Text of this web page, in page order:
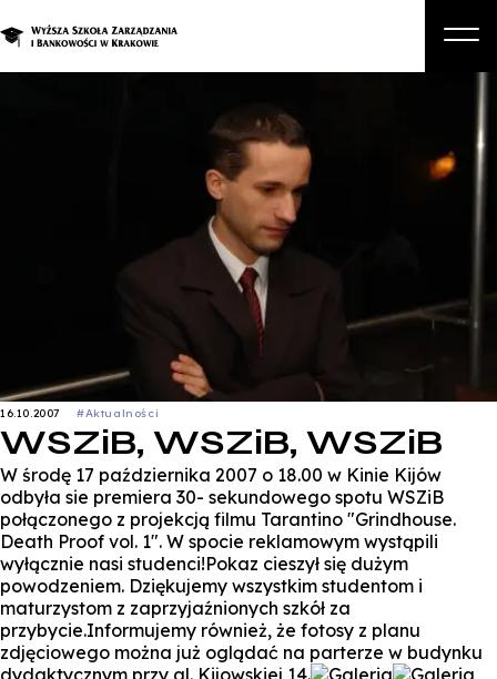
Studia
Studia podyplomowe i kursy
Biznes
Zapisz się na studia
16.10.2007 #Aktualności
WSZiB, WSZiB, WSZiB
W środę 17 października 2007 o 18.00 w Kinie Kijów
odbyła sie premiera 30- sekundowego spotu WSZiB
połączonego z projekcją filmu Tarantino "Grindhouse.
Death Proof vol. 1". W spocie reklamowym wystąpili
wyłącznie nasi studenci!Pokaz cieszył się dużym
powodzeniem. Dziękujemy wszystkim studentom i
maturzystom z zaprzyjaźnionych szkół za
przybycie.Informujemy również, że fotosy z planu
zdjęciowego można już oglądać na parterze w budynku
dydaktycznym przy al. Kijowskiej 14.